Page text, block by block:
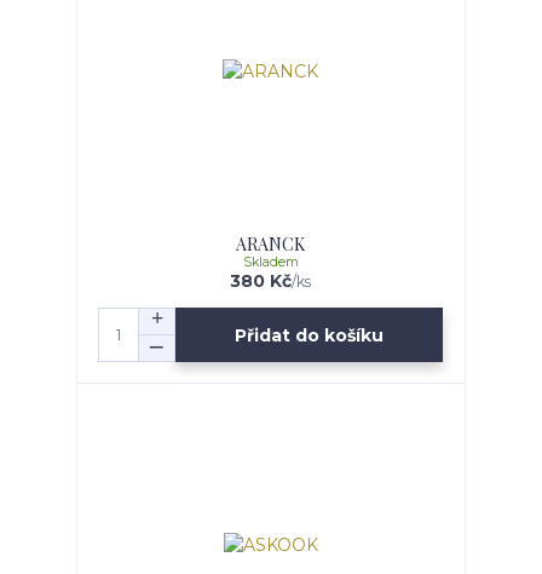
ARANCK
380 Kč/ks
Skladem
Přidat do košíku